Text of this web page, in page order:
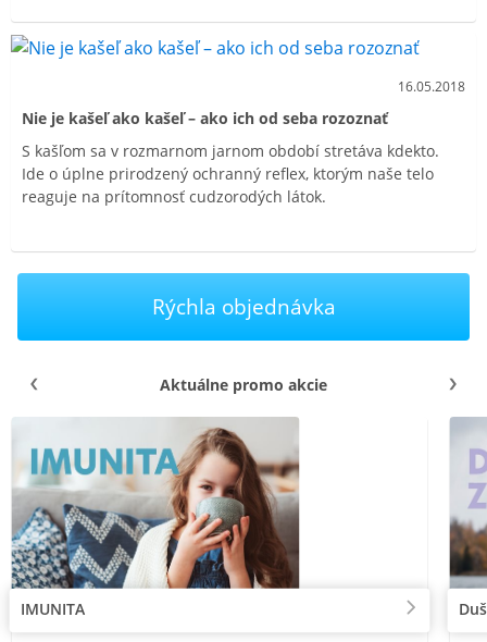
16.05.2018
Nie je kašeľ ako kašeľ – ako ich od seba rozoznať
S kašľom sa v rozmarnom jarnom období stretáva kdekto.
Ide o úplne prirodzený ochranný reflex, ktorým naše telo
reaguje na prítomnosť cudzorodých látok.
Rýchla objednávka
Aktuálne promo akcie
IMUNITA